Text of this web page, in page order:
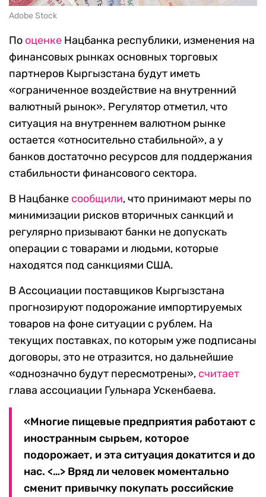
Adobe Stock
По оценке Нацбанка республики, изменения на
финансовых рынках основных торговых
партнеров Кыргызстана будут иметь
«ограниченное воздействие на внутренний
валютный рынок». Регулятор отметил, что
ситуация на внутреннем валютном рынке
остается «относительно стабильной», а у
банков достаточно ресурсов для поддержания
стабильности финансового сектора.
В Нацбанке сообщили, что принимают меры по
минимизации рисков вторичных санкций и
регулярно призывают банки не допускать
операции с товарами и людьми, которые
находятся под санкциями США.
В Ассоциации поставщиков Кыргызстана
прогнозируют подорожание импортируемых
товаров на фоне ситуации с рублем. На
текущих поставках, по которым уже подписаны
договоры, это не отразится, но дальнейшие
«однозначно будут пересмотрены», считает
глава ассоциации Гульнара Ускенбаева.
«Многие пищевые предприятия работают с
иностранным сырьем, которое
подорожает, и эта ситуация докатится и до
нас. <…> Вряд ли человек моментально
сменит привычку покупать российские